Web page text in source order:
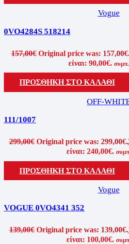
Vogue
0VO4284S 518214
157,00€ Original price was:
είναι: 90,00€.
ΠΡΟΣΘΗΚΗ ΣΤΟ ΚΑΛΑΘΙ
OFF-
111/1007
299,00€ Original price was: 299,00€.
είναι: 240,00€.
ΠΡΟΣΘΗΚΗ ΣΤΟ ΚΑΛΑΘΙ
Vogue
VOGUE 0VO4341 352
139,00€ Original price was: 139,00€.
είναι: 100,00€.